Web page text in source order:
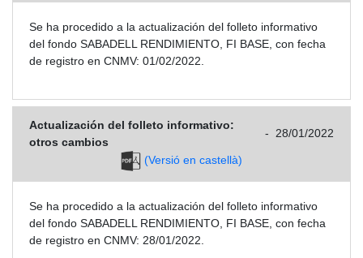
Se ha procedido a la actualización del folleto informativo
del fondo SABADELL RENDIMIENTO, FI BASE, con fecha
de registro en CNMV: 01/02/2022.
Actualización del folleto informativo:
otros cambios
- 28/01/2022
(Versió en castellà)
Se ha procedido a la actualización del folleto informativo
del fondo SABADELL RENDIMIENTO, FI BASE, con fecha
de registro en CNMV: 28/01/2022.